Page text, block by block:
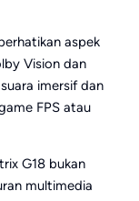
aspek
Vision dan
imersif dan
FPS atau
G18 bukan
multimedia